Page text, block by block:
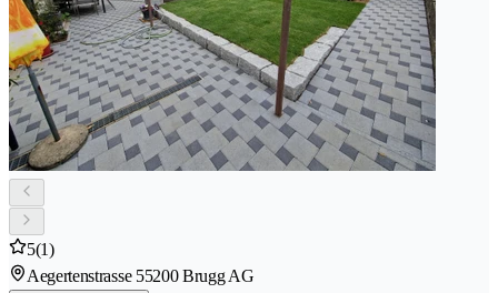
5(1)
Aegertenstrasse 55200 Brugg AG